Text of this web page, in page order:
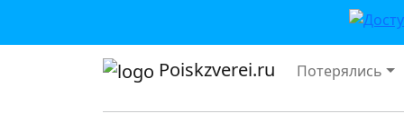
Poiskzverei.ru Потерялись